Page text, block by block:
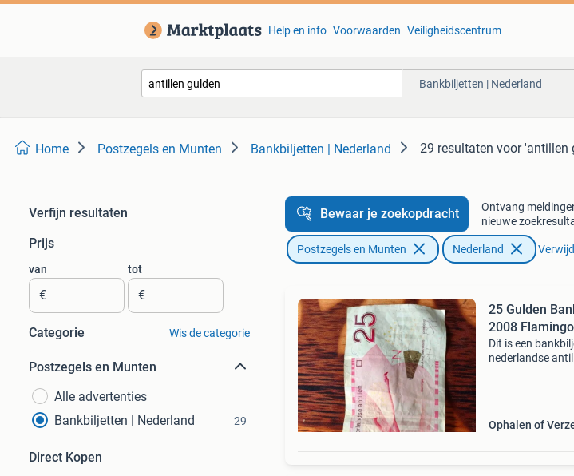
Help en info Voorwaarden Veiligheidscentrum
Bankbiljetten | Nederland
Home Postzegels en Munten Bankbiljetten | Nederland 29 resultaten voor 'antillen
Verfijn resultaten
Prijs
van
€
tot
€
Categorie Wis de categorie
Postzegels en Munten
Alle advertenties
Bankbiljetten | Nederland
29
Direct Kopen
Bewaar je zoekopdracht
Ontvang
nieuwe
Postzegels en Munten Nederland
25 Gulden
2008 Flamingo
Dit is een
nederlandse
Ophalen of